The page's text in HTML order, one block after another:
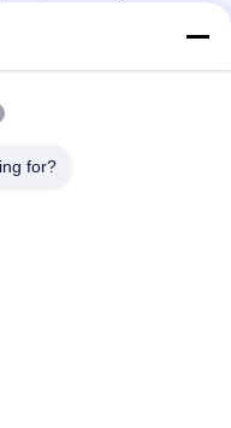
Zipper Penutupan
Alat Tulis
Mandi Pen
for?